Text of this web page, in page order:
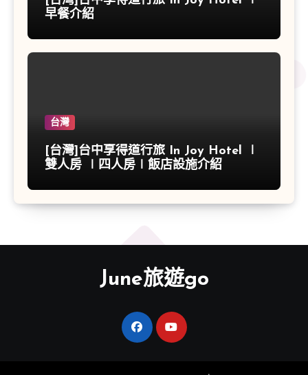
早餐介紹
台灣
[台灣]台中享得道行旅 In Joy Hotel ∣
雙人房 ∣四人房∣飯店設施介紹
June旅遊go